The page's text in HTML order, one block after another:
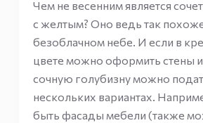
Чем не весенним является
с желтым? Оно ведь так
безоблачном небе. И если в
цвете можно оформить стены и
сочную голубизну можно
нескольких вариантах.
быть фасады мебели (также